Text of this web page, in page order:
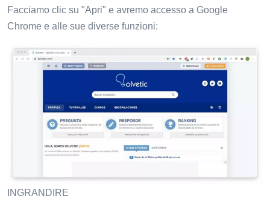
Facciamo clic su "Apri" e avremo accesso a Google
Chrome e alle sue diverse funzioni:
INGRANDIRE